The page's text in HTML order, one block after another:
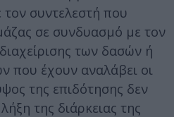
συντελεστή που
σε συνδυασμό με τον
των δασών ή
που έχουν αναλάβει οι
της επιδότησης δεν
της διάρκειας της